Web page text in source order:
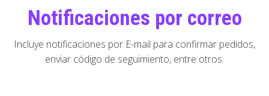
Notificaciones por correo
Incluye notificaciones por E-mail para confirmar pedidos,
enviar código de seguimiento, entre otros.